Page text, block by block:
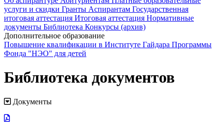
услуги и скидки Гранты Аспирантам Государственная
итоговая аттестация Итоговая аттестация Нормативные
документы Библиотека Конкурсы (архив)
Дополнительное образование
Повышение квалификации в Институте Гайдара Программы
Фонда "НЭО" для детей
Библиотека документов
Документы